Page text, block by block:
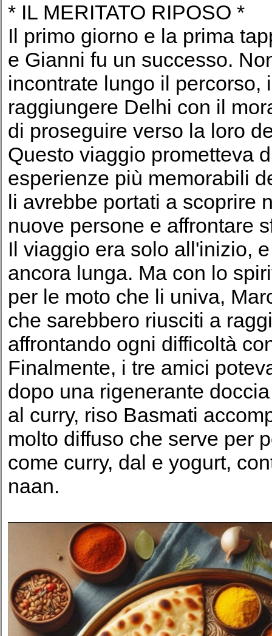
* IL MERITATO RIPOSO *
Il primo giorno e la prima
e Gianni fu un successo.
incontrate lungo il percorso,
raggiungere Delhi con il
di proseguire verso la loro
Questo viaggio prometteva
esperienze più memorabili
li avrebbe portati a scoprire
nuove persone e affrontare
Il viaggio era solo all'inizio,
ancora lunga. Ma con lo
per le moto che li univa,
che sarebbero riusciti a
affrontando ogni difficoltà
Finalmente, i tre amici
dopo una rigenerante
al curry, riso Basmati
molto diffuso che serve per
come curry, dal e yogurt,
naan.